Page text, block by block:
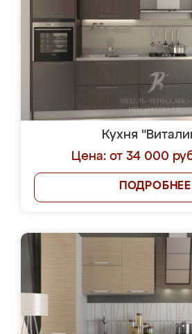
Кухня
Цена: от 34 000
ПОДРОБНЕЕ